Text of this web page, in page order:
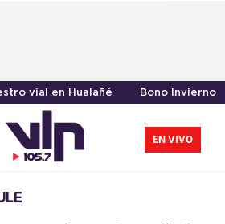
vial en Hualañé Bono Invierno
EN VIVO